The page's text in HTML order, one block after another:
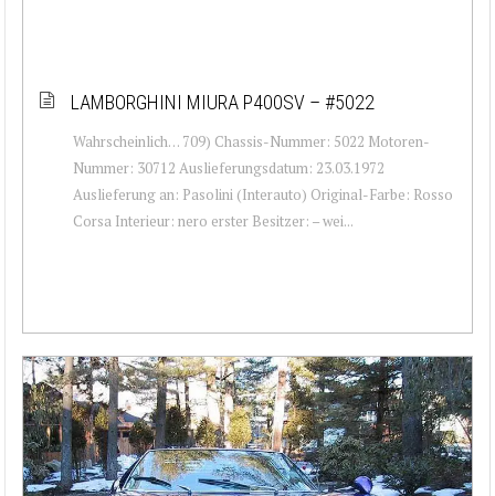
LAMBORGHINI MIURA P400SV – #5022
Wahrscheinlich… 709) Chassis-Nummer: 5022 Motoren-
Nummer: 30712 Auslieferungsdatum: 23.03.1972
Auslieferung an: Pasolini (Interauto) Original-Farbe: Rosso
Corsa Interieur: nero erster Besitzer: – wei...